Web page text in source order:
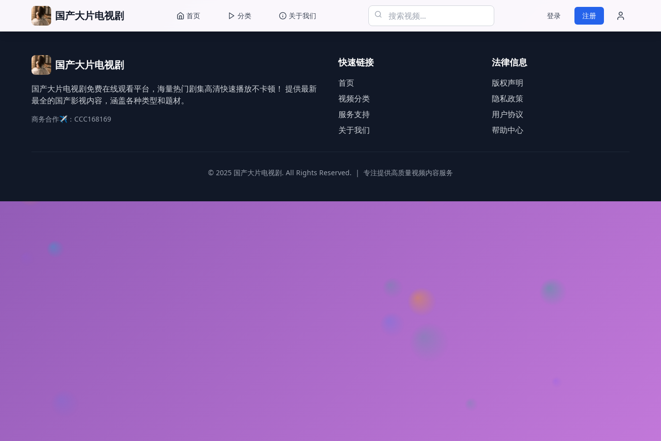
国产大片电视剧 首页 分类 关于我们 登录 注册
国产大片电视剧
国产大片电视剧免费在线观看平台，海量热门剧集高清快速播放不卡顿！ 提供最新
最全的国产影视内容，涵盖各种类型和题材。
商务合作✈️：CCC168169
快速链接
首页
视频分类
服务支持
关于我们
法律信息
版权声明
隐私政策
用户协议
帮助中心
© 2025 国产大片电视剧. All Rights Reserved. | 专注提供高质量视频内容服务